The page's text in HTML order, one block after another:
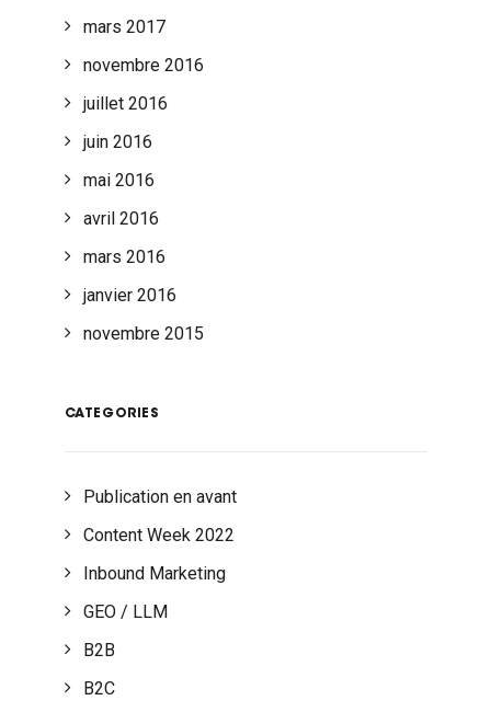
mars 2017
novembre 2016
juillet 2016
juin 2016
mai 2016
avril 2016
mars 2016
janvier 2016
novembre 2015
CATEGORIES
Publication en avant
Content Week 2022
Inbound Marketing
GEO / LLM
B2B
B2C